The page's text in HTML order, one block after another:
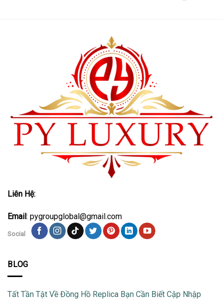
Liên Hệ:
Email : pygroupglobal@gmail.com
Social
BLOG
Tất Tần Tật Về Đồng Hồ Replica Bạn Cần Biết Cập Nhập